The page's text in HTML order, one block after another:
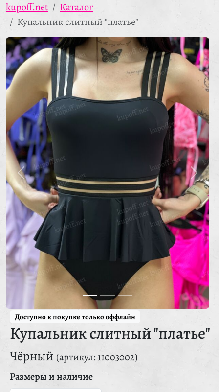
kupoff.net
Каталог
Купальник слитный "платье"
Доступно к покупке только оффлайн
Купальник слитный "платье"
Чёрный (артикул: 11003002)
Размеры и наличие